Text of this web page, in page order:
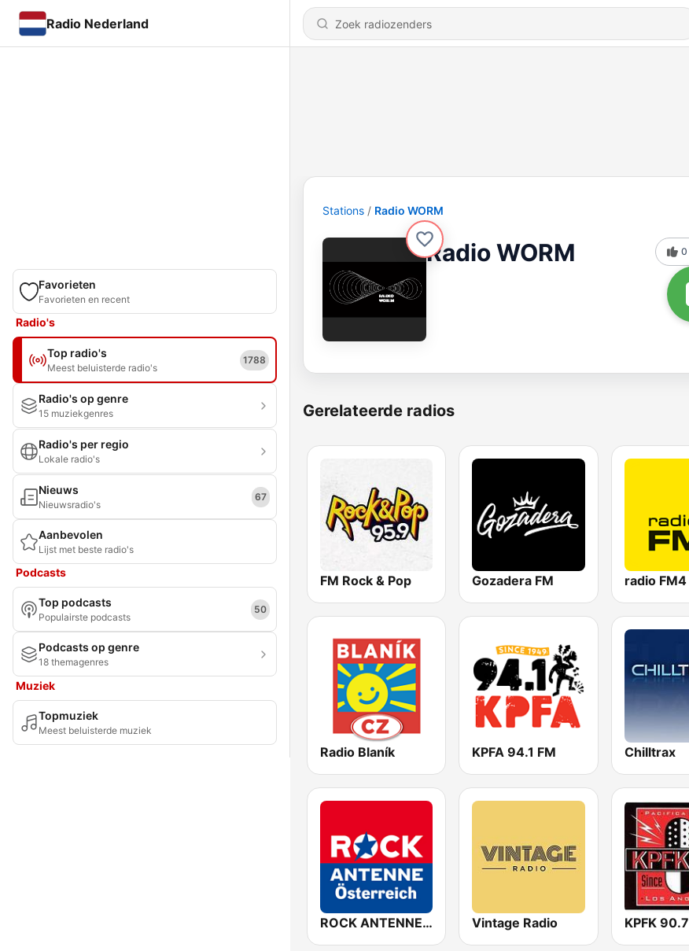
Radio Nederland
Favorieten
Favorieten en recent
Radio's
Top radio's
Meest beluisterde radio's
1788
Radio's op genre
15 muziekgenres
Radio's per regio
Lokale radio's
Nieuws
Nieuwsradio's
67
Aanbevolen
Lijst met beste radio's
Podcasts
Top podcasts
Populairste podcasts
50
Podcasts op genre
18 themagenres
Muziek
Topmuziek
Meest beluisterde muziek
Stations Radio WORM
Radio WORM 0
Gerelateerde radios
FM Rock & Pop Gozadera FM radio FM4
Radio Blaník KPFA 94.1 FM Chilltrax
ROCK ANTENNE Österreich Vintage Radio